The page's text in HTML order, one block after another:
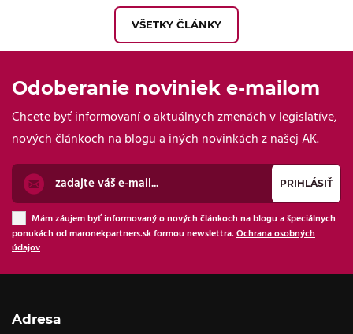
VŠETKY ČLÁNKY
Odoberanie noviniek e-mailom
Chcete byť informovaní o aktuálnych zmenách v legislatíve,
nových článkoch na blogu a iných novinkách z našej AK.
Mám záujem byť informovaný o nových článkoch na blogu a špeciálnych
ponukách od maronekpartners.sk formou newslettra. Ochrana osobných
údajov
Adresa